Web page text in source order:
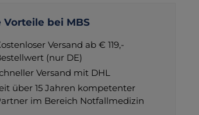
Vorteile bei MBS
Versand ab € 119,-
(nur DE)
Versand mit DHL
über 15 Jahren kompetenter
im Bereich Notfallmedizin